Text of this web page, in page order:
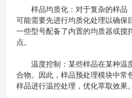
样品均质化：对于复杂的样品
可能需要先进行均质化处理以确保
一些型号配备了内置的均质器或搅
点。
温度控制：某些样品在某种温
合物。因此，样品预处理模块中常
样品进行温控处理，优化萃取效果。